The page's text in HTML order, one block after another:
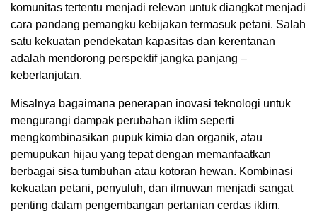
komunitas tertentu menjadi relevan untuk diangkat menjadi
cara pandang pemangku kebijakan termasuk petani. Salah
satu kekuatan pendekatan kapasitas dan kerentanan
adalah mendorong perspektif jangka panjang –
keberlanjutan.
Misalnya bagaimana penerapan inovasi teknologi untuk
mengurangi dampak perubahan iklim seperti
mengkombinasikan pupuk kimia dan organik, atau
pemupukan hijau yang tepat dengan memanfaatkan
berbagai sisa tumbuhan atau kotoran hewan. Kombinasi
kekuatan petani, penyuluh, dan ilmuwan menjadi sangat
penting dalam pengembangan pertanian cerdas iklim.